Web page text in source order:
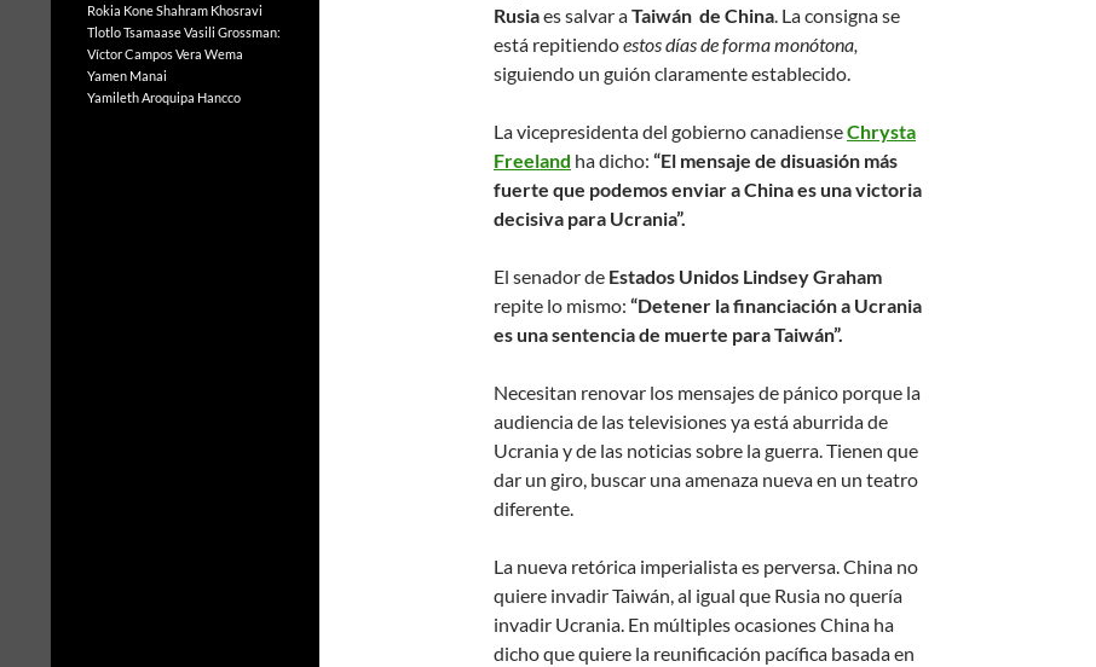
Rusiaes salvar aTaiwán de China. La consigna se
está repitiendoestos días de forma monótona,
siguiendo un guión claramente establecido.
La vicepresidenta del gobierno canadienseChrysta
Freeland ha dicho: “El mensaje de disuasión más
fuerte que podemos enviar a China es una victoria
decisiva para Ucrania”.
El senador de Estados Unidos Lindsey Graham
repite lo mismo: “Detener la financiación a Ucrania
es una sentencia de muerte para Taiwán”.
Necesitan renovar los mensajes de pánico porque la
audiencia de las televisiones ya está aburrida de
Ucrania y de las noticias sobre la guerra. Tienen que
dar un giro, buscar una amenaza nueva en un teatro
diferente.
La nueva retórica imperialista es perversa. China no
quiere invadir Taiwán, al igual que Rusia no quería
invadir Ucrania. En múltiples ocasiones China ha
dicho que quiere la reunificación pacífica basada en
Rokia KoneShahram Khosravi
Tlotlo TsamaaseVasili Grossman:
Víctor Campos Vera Wema
Yamen Manai
Yamileth Aroquipa Hancco